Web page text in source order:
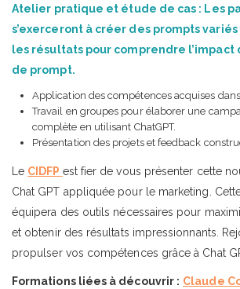
Atelier pratique et étude de cas : Les
s’exerceront à créer des prompts
les résultats pour comprendre
de prompt.
Application des compétences acquises
Travail en groupes pour élaborer une
complète en utilisant ChatGPT.
Présentation des projets et feedback
Le CIDFP est fier de vous présenter cette
Chat GPT appliquée pour le marketing.
équipera des outils nécessaires pour
et obtenir des résultats impressionnants.
propulser vos compétences grâce à Chat
Formations liées à découvrir : Claude